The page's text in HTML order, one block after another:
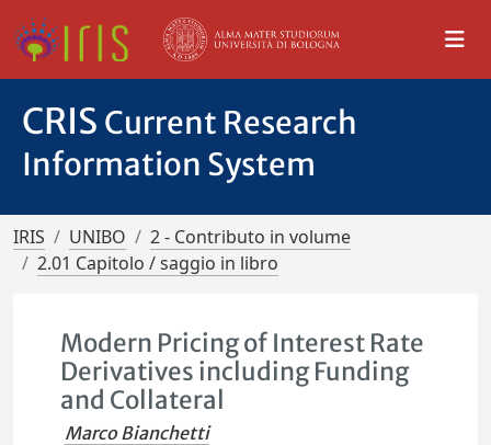
CRIS Current Research
Information System
IRIS UNIBO
2 - Contributo in volume
2.01 Capitolo / saggio in libro
Modern Pricing of Interest Rate
Derivatives including Funding
and Collateral
Marco Bianchetti